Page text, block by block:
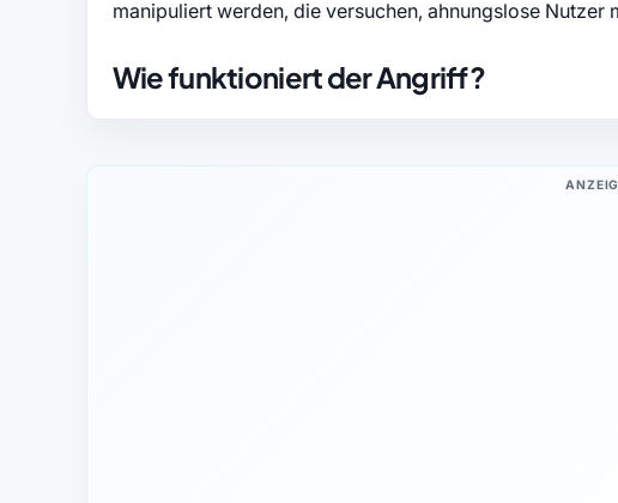
manipuliert werden, die versuchen, ahnungslose Nutzer
Wie funktioniert der Angriff?